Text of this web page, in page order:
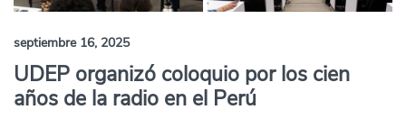
septiembre 16, 2025
UDEP organizó coloquio por los cien
años de la radio en el Perú